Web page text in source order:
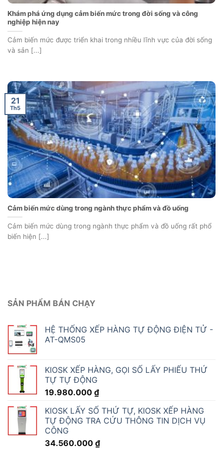
Khám phá ứng dụng cảm biến mức trong đời sống và công
nghiệp hiện nay
Cảm biến mức được triển khai trong nhiều lĩnh vực của đời sống
và sản [...]
Cảm biến mức dùng trong ngành thực phẩm và đồ uống
Cảm biến mức dùng trong ngành thực phẩm và đồ uống rất phổ
biến hiện [...]
21
Th5
SẢN PHẨM BÁN CHẠY
HỆ THỐNG XẾP HÀNG TỰ ĐỘNG ĐIỆN TỬ -
AT-QMS05
KIOSK XẾP HÀNG, GỌI SỐ LẤY PHIẾU THỨ
TỰ TỰ ĐỘNG
19.980.000 ₫
KIOSK LẤY SỐ THỨ TỰ, KIOSK XẾP HÀNG
TỰ ĐỘNG TRA CỨU THÔNG TIN DỊCH VỤ
CÔNG
34.560.000 ₫